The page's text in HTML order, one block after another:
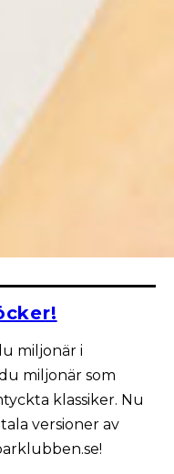
miljonär i
miljonär som
klassiker. Nu
versioner av